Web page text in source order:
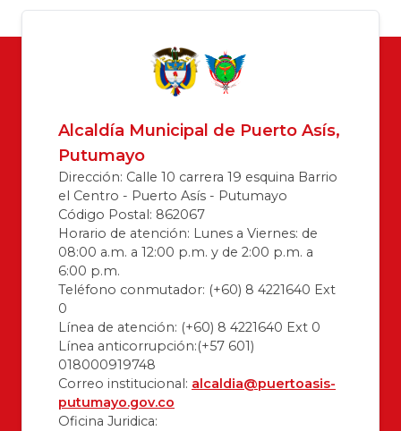
Alcaldía Municipal de Puerto Asís,
Putumayo
Dirección: Calle 10 carrera 19 esquina Barrio
el Centro - Puerto Asís - Putumayo
Código Postal: 862067
Horario de atención: Lunes a Viernes: de
08:00 a.m. a 12:00 p.m. y de 2:00 p.m. a
6:00 p.m.
Teléfono conmutador: (+60) 8 4221640 Ext
0
Línea de atención: (+60) 8 4221640 Ext 0
Línea anticorrupción:(+57 601)
018000919748
Correo institucional: alcaldia@puertoasis-
putumayo.gov.co
Oficina Juridica: